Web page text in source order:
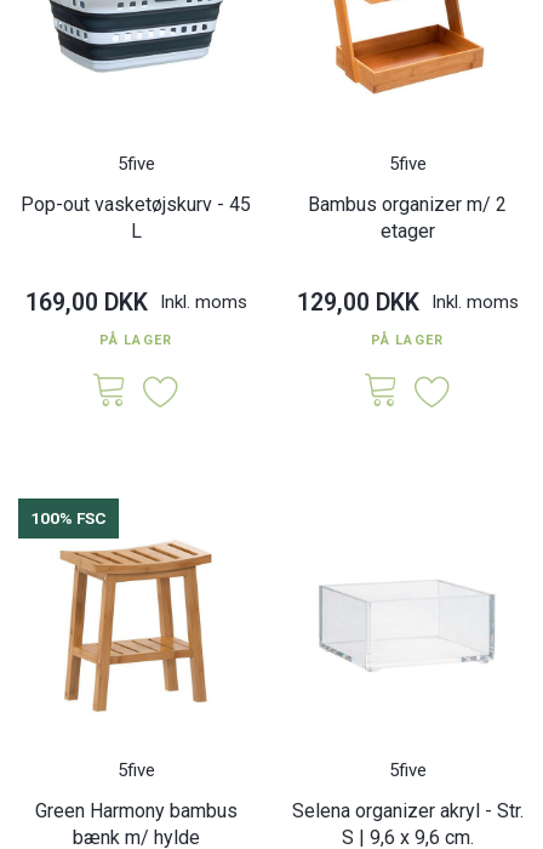
5five
Pop-out vasketøjskurv - 45
L
169,00 DKK Inkl. moms
PÅ LAGER
5five
Bambus organizer m/ 2
etager
129,00 DKK Inkl. moms
PÅ LAGER
100% FSC
5five
Green Harmony bambus
bænk m/ hylde
5five
Selena organizer akryl - Str.
S | 9,6 x 9,6 cm.